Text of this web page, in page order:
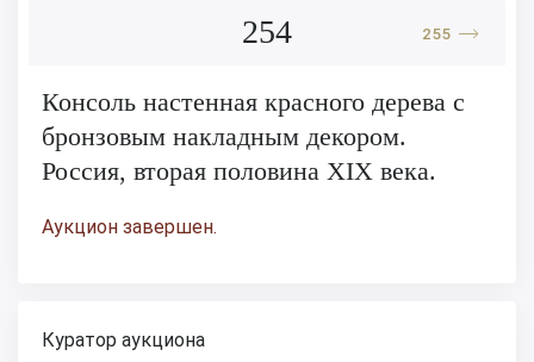
254 255
Консоль настенная красного дерева с
бронзовым накладным декором.
Россия, вторая половина XIX века.
Аукцион завершен.
Куратор аукциона